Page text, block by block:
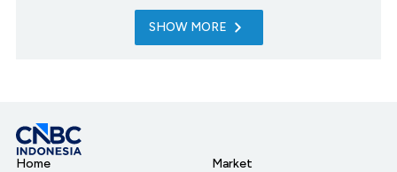
SHOW MORE
Home
Market